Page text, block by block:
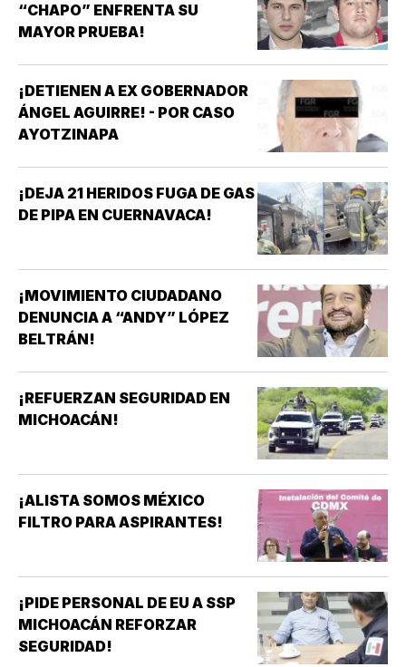
“CHAPO” ENFRENTA SU
MAYOR PRUEBA!
¡DETIENEN A EX GOBERNADOR
ÁNGEL AGUIRRE! - POR CASO
AYOTZINAPA
¡DEJA 21 HERIDOS FUGA DE GAS
DE PIPA EN CUERNAVACA!
¡MOVIMIENTO CIUDADANO
DENUNCIA A “ANDY” LÓPEZ
BELTRÁN!
¡REFUERZAN SEGURIDAD EN
MICHOACÁN!
¡ALISTA SOMOS MÉXICO
FILTRO PARA ASPIRANTES!
¡PIDE PERSONAL DE EU A SSP
MICHOACÁN REFORZAR
SEGURIDAD!